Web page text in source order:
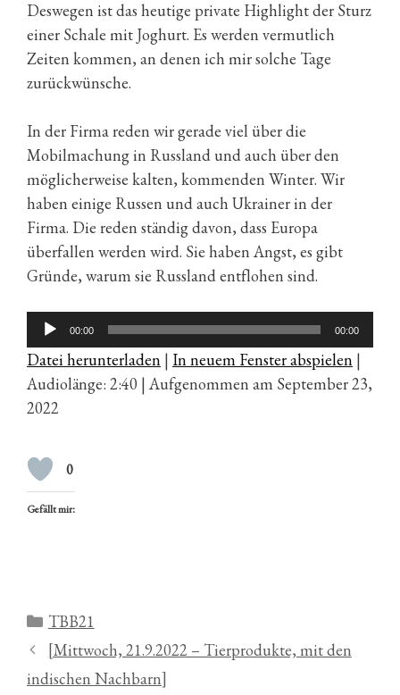
Deswegen ist das heutige private Highlight der Sturz
einer Schale mit Joghurt. Es werden vermutlich
Zeiten kommen, an denen ich mir solche Tage
zurückwünsche.
In der Firma reden wir gerade viel über die
Mobilmachung in Russland und auch über den
möglicherweise kalten, kommenden Winter. Wir
haben einige Russen und auch Ukrainer in der
Firma. Die reden ständig davon, dass Europa
überfallen werden wird. Sie haben Angst, es gibt
Gründe, warum sie Russland entflohen sind.
Audio-
Player
00:00 00:00
Datei herunterladen | In neuem Fenster abspielen |
Audiolänge: 2:40 | Aufgenommen am September 23,
2022
0
Gefällt mir:
Kategorien
TBB21
[Mittwoch, 21.9.2022 – Tierprodukte, mit den
indischen Nachbarn]